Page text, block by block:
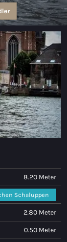
8.20 Meter
Schaluppen
2.80 Meter
0.50 Meter